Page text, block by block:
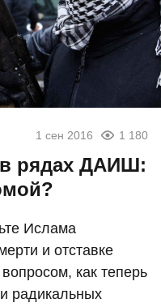
1 сен 2016 1 180
в рядах ДАИШ:
Ислама
и отставке
как теперь
радикальных